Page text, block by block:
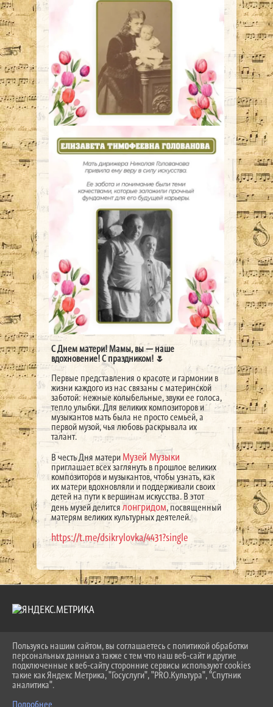
С Днем матери! Мамы, вы — наше
вдохновение! С праздником! 🌷
Первые представления о красоте и гармонии в
жизни каждого из нас связаны с материнской
заботой: нежные колыбельные, звуки ее голоса,
тепло улыбки. Для великих композиторов и
музыкантов мать была не просто семьей, а
первой музой, чья любовь раскрывала их
талант.
В честь Дня матери Музей Музыки
приглашает всех заглянуть в прошлое великих
композиторов и музыкантов, чтобы узнать, как
их матери вдохновляли и поддерживали своих
детей на пути к вершинам искусства. В этот
день музей делитсялонгридом, посвященный
матерям великих культурных деятелей.
https://t.me/dsikrylovka/4431?single
2026 Г. LKDSHI.RU
ВХОД
КАРТА САЙТА
ПОЛИТИКА ОБРАБОТКИ ПЕРСОНАЛЬНЫХ ДАННЫХ
Пользуясь нашим сайтом, вы соглашаетесь с политикой обработки
персональных данных а также с тем что наш веб-сайт и другие
подключенные к веб-сайту сторонние сервисы используют cookies
такие как Яндекс Метрика, "Госуслуги", "PRO.Культура", "Спутник
аналитика".
Подробнее